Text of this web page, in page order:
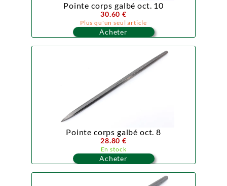
Pointe corps galbé oct. 10
30.60 €
Plus qu'un seul article
Acheter
Pointe corps galbé oct. 8
28.80 €
En stock
Acheter